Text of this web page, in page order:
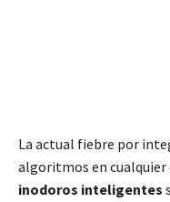
La actual fiebre por
algoritmos en cualquier
inodoros inteligentes